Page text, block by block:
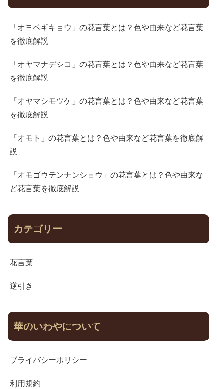
「オヨベギキョウ」の花言葉とは？色や由来など花言葉
を徹底解説
「オヤマナデシコ」の花言葉とは？色や由来など花言葉
を徹底解説
「オヤマシモツケ」の花言葉とは？色や由来など花言葉
を徹底解説
「オモト」の花言葉とは？色や由来など花言葉を徹底解
説
「オモゴウテンナンショウ」の花言葉とは？色や由来な
ど花言葉を徹底解説
カテゴリー
花言葉
逆引き
華のいわやについて
プライバシーポリシー
利用規約